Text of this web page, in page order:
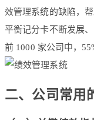
效管理系统的缺陷，
平衡记分卡不断发展
前 1000 家公司中，
二、公司常用